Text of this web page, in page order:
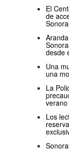
El
de
desde
Una
una
La
verano
Los